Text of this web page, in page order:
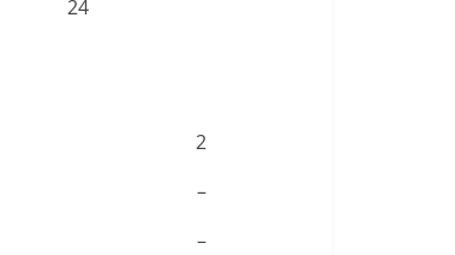
24
2
–
–